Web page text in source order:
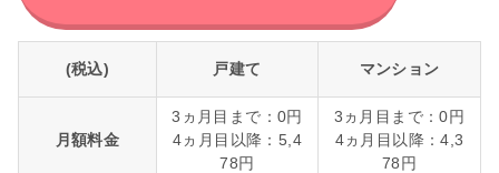
(税込) 戸建て マンション
月額料金
3ヵ月目まで：0円
4ヵ月目以降：5,4
78円
3ヵ月目まで：0円
4ヵ月目以降：4,3
78円